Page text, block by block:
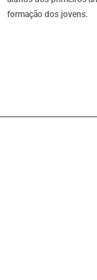
formação dos jovens.